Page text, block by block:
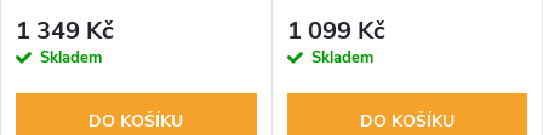
1 349 Kč
Skladem
DO KOŠÍKU
1 099 Kč
Skladem
DO KOŠÍKU